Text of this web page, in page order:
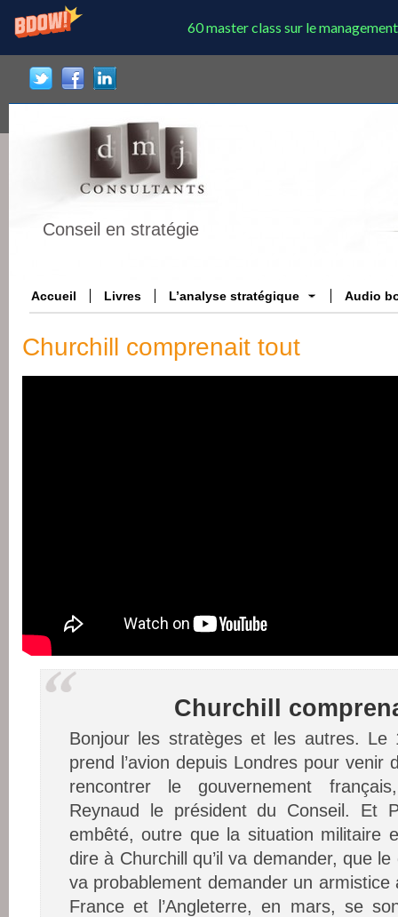
60 master class sur le
Conseil en stratégie
Accueil Livres L’analyse stratégique Audio
Churchill comprenait tout
Churchill
Bonjour les stratèges et les autres. Le
prend l’avion depuis Londres pour venir
rencontrer le gouvernement
Reynaud le président du Conseil. Et
embêté, outre que la situation militaire
dire à Churchill qu’il va demander, que
va probablement demander un armistice
France et l’Angleterre, en mars, se